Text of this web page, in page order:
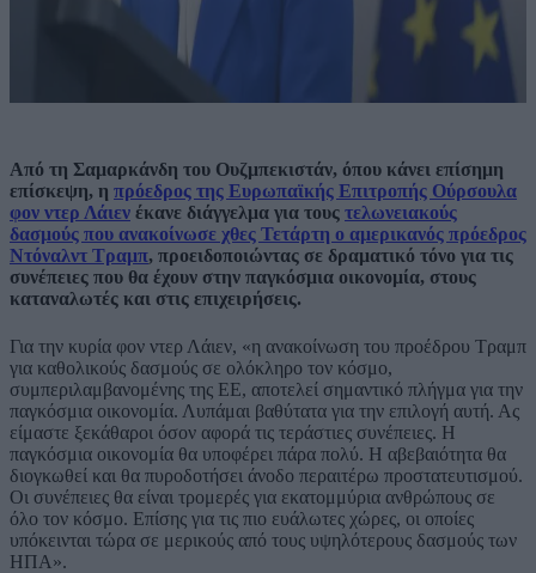
Από τη Σαμαρκάνδη του Ουζμπεκιστάν, όπου κάνει επίσημη
επίσκεψη, η πρόεδρος της Ευρωπαϊκής Επιτροπής Ούρσουλα
φον ντερ Λάιεν έκανε διάγγελμα για τους τελωνειακούς
δασμούς που ανακοίνωσε χθες Τετάρτη ο αμερικανός πρόεδρος
Ντόναλντ Τραμπ, προειδοποιώντας σε δραματικό τόνο για τις
συνέπειες που θα έχουν στην παγκόσμια οικονομία, στους
καταναλωτές και στις επιχειρήσεις.
Για την κυρία φον ντερ Λάιεν, «η ανακοίνωση του προέδρου Τραμπ
για καθολικούς δασμούς σε ολόκληρο τον κόσμο,
συμπεριλαμβανομένης της ΕΕ, αποτελεί σημαντικό πλήγμα για την
παγκόσμια οικονομία. Λυπάμαι βαθύτατα για την επιλογή αυτή. Ας
είμαστε ξεκάθαροι όσον αφορά τις τεράστιες συνέπειες. Η
παγκόσμια οικονομία θα υποφέρει πάρα πολύ. Η αβεβαιότητα θα
διογκωθεί και θα πυροδοτήσει άνοδο περαιτέρω προστατευτισμού.
Οι συνέπειες θα είναι τρομερές για εκατομμύρια ανθρώπους σε
όλο τον κόσμο. Επίσης για τις πιο ευάλωτες χώρες, οι οποίες
υπόκεινται τώρα σε μερικούς από τους υψηλότερους δασμούς των
ΗΠΑ».